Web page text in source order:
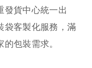
發貨中心統一出
袋客製化服務，滿
包裝需求。